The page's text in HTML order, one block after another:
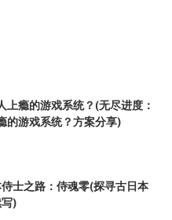
上瘾的游戏系统？(无尽进度：
的游戏系统？方案分享)
士之路：侍魂零(探寻古日本
)